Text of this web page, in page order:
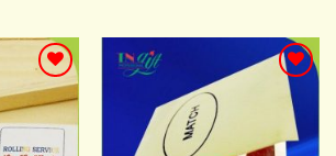
Add to
wishlist
Add to
wishlist